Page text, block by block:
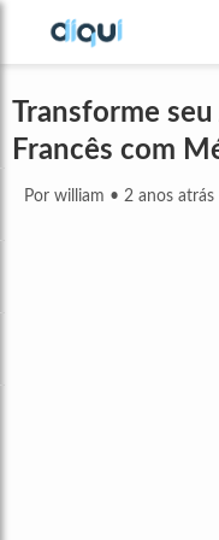
Transforme
Francês com
Por william • 2 anos atrás